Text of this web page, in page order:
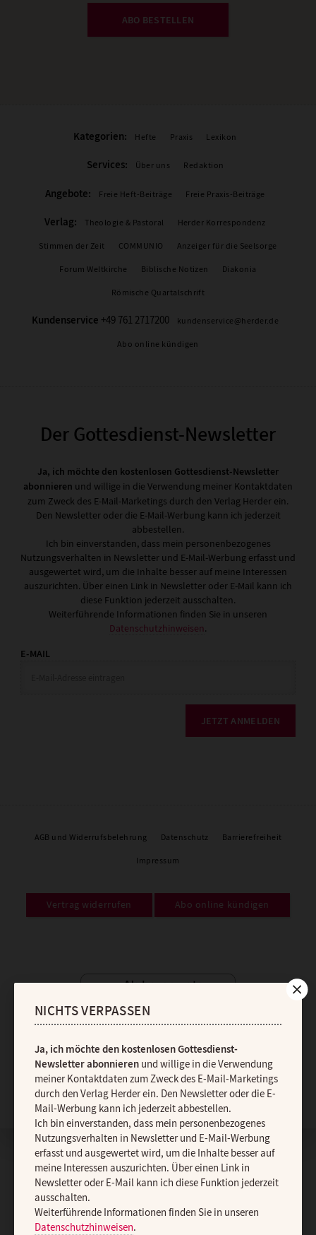
ABO BESTELLEN
Kategorien: Hefte Praxis Lexikon
Services: Über uns Redaktion
Angebote: Freie Heft-Beiträge Freie Praxis-Beiträge
Verlag: Theologie & Pastoral Herder Korrespondenz
Stimmen der Zeit COMMUNIO Anzeiger für die Seelsorge
Forum Weltkirche Biblische Notizen Diakonia
Römische Quartalschrift
Kundenservice +49 761 2717200 kundenservice@herder.de
Abo online kündigen
Der Gottesdienst-Newsletter
Ja, ich möchte den kostenlosen Gottesdienst-Newsletter
abonnieren und willige in die Verwendung meiner Kontaktdaten
zum Zweck des E-Mail-Marketings durch den Verlag Herder ein.
Den Newsletter oder die E-Mail-Werbung kann ich jederzeit
abbestellen.
Ich bin einverstanden, dass mein personenbezogenes
Nutzungsverhalten in Newsletter und E-Mail-Werbung erfasst und
ausgewertet wird, um die Inhalte besser auf meine Interessen
auszurichten. Über einen Link in Newsletter oder E-Mail kann ich
diese Funktion jederzeit ausschalten.
Weiterführende Informationen finden Sie in unseren
Datenschutzhinweisen.
E-MAIL
JETZT ANMELDEN
AGB und Widerrufsbelehrung Datenschutz Barrierefreiheit
Impressum
Vertrag widerrufen Abo online kündigen
Nach oben
NICHTS VERPASSEN
Ja, ich möchte den kostenlosen Gottesdienst-
Newsletter abonnierenund willige in die Verwendung
meiner Kontaktdaten zum Zweck des E-Mail-Marketings
durch den Verlag Herder ein. Den Newsletter oder die E-
Mail-Werbung kann ich jederzeit abbestellen.
Ich bin einverstanden, dass mein personenbezogenes
Nutzungsverhalten in Newsletter und E-Mail-Werbung
erfasst und ausgewertet wird, um die Inhalte besser auf
meine Interessen auszurichten. Über einen Link in
Newsletter oder E-Mail kann ich diese Funktion jederzeit
ausschalten.
Weiterführende Informationen finden Sie in unseren
Datenschutzhinweisen.